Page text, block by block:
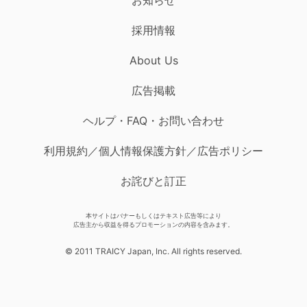
採用情報
About Us
広告掲載
ヘルプ・FAQ・お問い合わせ
利用規約／個人情報保護方針／広告ポリシー
お詫びと訂正
本サイトはバナーもしくはテキスト広告等により
広告主から収益を得るプロモーションの内容を含みます。
© 2011 TRAICY Japan, Inc. All rights reserved.